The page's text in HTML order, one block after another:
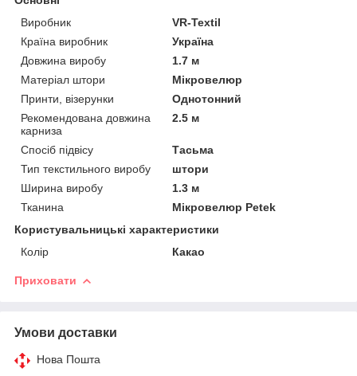
Виробник
VR-Textil
Країна виробник
Україна
Довжина виробу
1.7 м
Матеріал штори
Мікровелюр
Принти, візерунки
Однотонний
Рекомендована довжина
карниза
2.5 м
Спосіб підвісу
Тасьма
Тип текстильного виробу
штори
Ширина виробу
1.3 м
Тканина
Мікровелюр Petek
Користувальницькі характеристики
Колір
Какао
Приховати
Умови доставки
Нова Пошта